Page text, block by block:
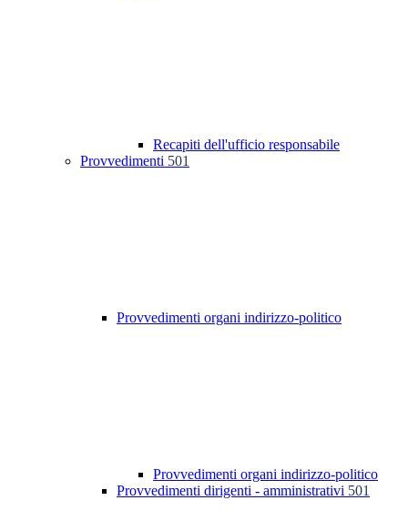
Recapiti dell'ufficio responsabile
Provvedimenti 501
Provvedimenti organi indirizzo-politico
Provvedimenti organi indirizzo-politico
Provvedimenti dirigenti - amministrativi 501